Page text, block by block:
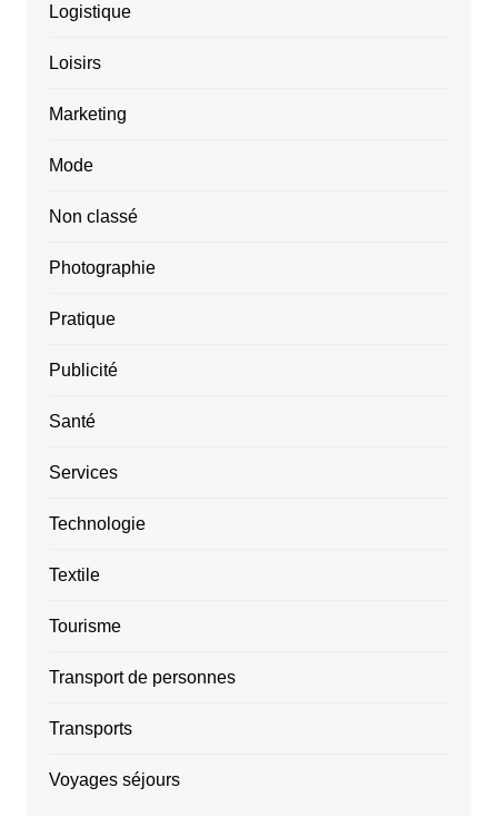
Logistique
Loisirs
Marketing
Mode
Non classé
Photographie
Pratique
Publicité
Santé
Services
Technologie
Textile
Tourisme
Transport de personnes
Transports
Voyages séjours